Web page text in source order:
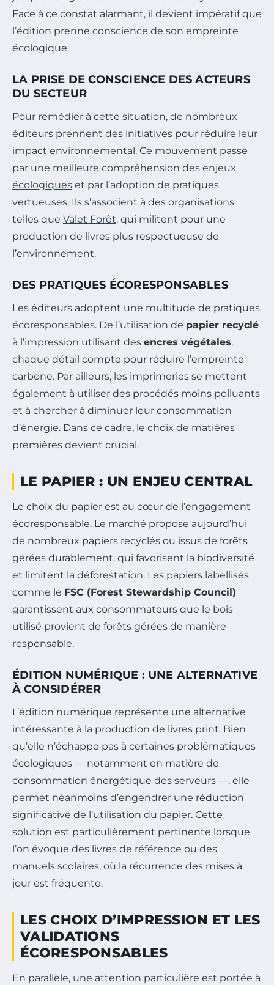
Face à ce constat alarmant, il devient impératif que
l’édition prenne conscience de son empreinte
écologique.
LA PRISE DE CONSCIENCE DES ACTEURS
DU SECTEUR
Pour remédier à cette situation, de nombreux
éditeurs prennent des initiatives pour réduire leur
impact environnemental. Ce mouvement passe
par une meilleure compréhension des enjeux
écologiques et par l’adoption de pratiques
vertueuses. Ils s’associent à des organisations
telles que Valet Forêt, qui militent pour une
production de livres plus respectueuse de
l’environnement.
DES PRATIQUES ÉCORESPONSABLES
Les éditeurs adoptent une multitude de pratiques
écoresponsables. De l’utilisation de papier recyclé
à l’impression utilisant des encres végétales,
chaque détail compte pour réduire l’empreinte
carbone. Par ailleurs, les imprimeries se mettent
également à utiliser des procédés moins polluants
et à chercher à diminuer leur consommation
d’énergie. Dans ce cadre, le choix de matières
premières devient crucial.
LE PAPIER : UN ENJEU CENTRAL
Le choix du papier est au cœur de l’engagement
écoresponsable. Le marché propose aujourd’hui
de nombreux papiers recyclés ou issus de forêts
gérées durablement, qui favorisent la biodiversité
et limitent la déforestation. Les papiers labellisés
comme le FSC (Forest Stewardship Council)
garantissent aux consommateurs que le bois
utilisé provient de forêts gérées de manière
responsable.
ÉDITION NUMÉRIQUE : UNE ALTERNATIVE
À CONSIDÉRER
L’édition numérique représente une alternative
intéressante à la production de livres print. Bien
qu’elle n’échappe pas à certaines problématiques
écologiques — notamment en matière de
consommation énergétique des serveurs —, elle
permet néanmoins d’engendrer une réduction
significative de l’utilisation du papier. Cette
solution est particulièrement pertinente lorsque
l’on évoque des livres de référence ou des
manuels scolaires, où la récurrence des mises à
jour est fréquente.
LES CHOIX D’IMPRESSION ET LES
VALIDATIONS
ÉCORESPONSABLES
En parallèle, une attention particulière est portée à